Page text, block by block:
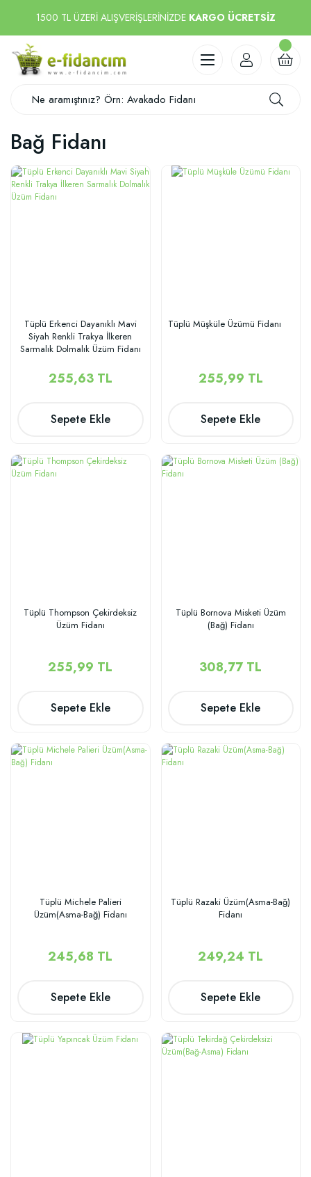
1500 TL ÜZERİ ALIŞVERİŞLERİNİZDE KARGO ÜCRETSİZ
Bağ Fidanı
Tüplü Erkenci Dayanıklı Mavi
Siyah Renkli Trakya İlkeren
Sarmalık Dolmalık Üzüm Fidanı
255,63 TL
Sepete Ekle
Tüplü Müşküle Üzümü Fidanı
255,99 TL
Sepete Ekle
Tüplü Thompson Çekirdeksiz
Üzüm Fidanı
255,99 TL
Sepete Ekle
Tüplü Bornova Misketi Üzüm
(Bağ) Fidanı
308,77 TL
Sepete Ekle
Tüplü Michele Palieri
Üzüm(Asma-Bağ) Fidanı
245,68 TL
Sepete Ekle
Tüplü Razaki Üzüm(Asma-Bağ)
Fidanı
249,24 TL
Sepete Ekle